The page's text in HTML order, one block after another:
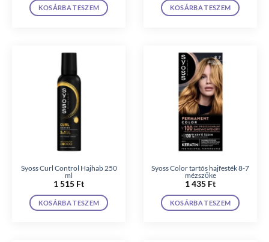
KOSÁRBA TESZEM KOSÁRBA TESZEM
Syoss Curl Control Hajhab 250
ml
1 515 Ft
KOSÁRBA TESZEM
Syoss Color tartós hajfesték 8-7
mézszőke
1 435 Ft
KOSÁRBA TESZEM